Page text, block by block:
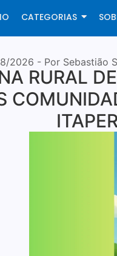
CATEGORIAS
2026 - Por Sebastião
RURAL